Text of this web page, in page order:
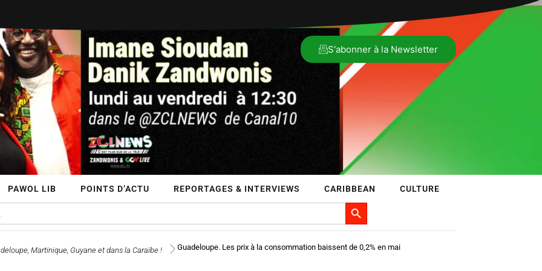
S'abonner à la Newsletter
PAWOL LIB POINTS D’ACTU REPORTAGES & INTERVIEWS CARIBBEAN CULTURE
Search Button
Martinique, Guyane et dans la Caraïbe ! Guadeloupe. Les prix à la consommation baissent de 0,2% en mai